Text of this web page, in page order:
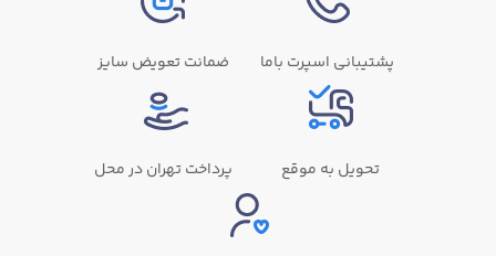
پشتیبانی اسپرت باما ضمانت تعویض سایز
تحویل به موقع پرداخت تهران در محل